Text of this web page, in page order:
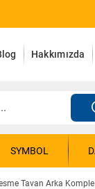
Hakkımızda
SYMBOL
Tavan Arka Komple